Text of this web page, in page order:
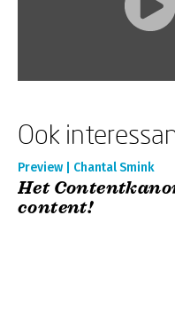
Ook
Preview | Chantal Smink
Het
content!